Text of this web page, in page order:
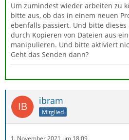
Um zumindest wieder arbeiten zu
bitte aus, ob das in einem neuen
ebenfalls passiert. Und bitte
durch Kopieren von Dateien aus
manipulieren. Und bitte aktiviert
Geht das Senden dann?
ibram
Mitglied